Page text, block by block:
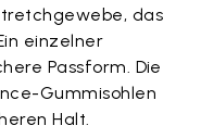
das
einzelner
Passform. Die
Gummisohlen
Halt.